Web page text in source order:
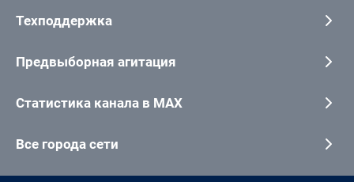
Техподдержка
Предвыборная агитация
Статистика канала в MAX
Все города сети